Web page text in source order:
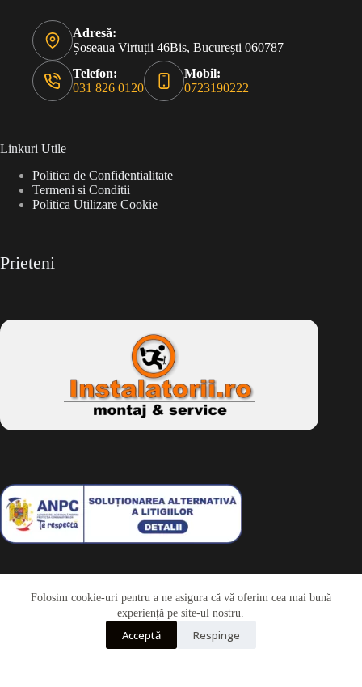
Folosim cookie-uri pentru a ne asigura că vă oferim cea mai bună
experiență pe site-ul nostru.
Acceptă Respinge
Adresă:
Șoseaua Virtuții 46Bis, București 060787
Telefon:
031 826 0120
Mobil:
0723190222
Linkuri Utile
Politica de Confidentialitate
Termeni si Conditii
Politica Utilizare Cookie
Prieteni
Drepturi de autor © 2026 - Dkbike.ropowered by